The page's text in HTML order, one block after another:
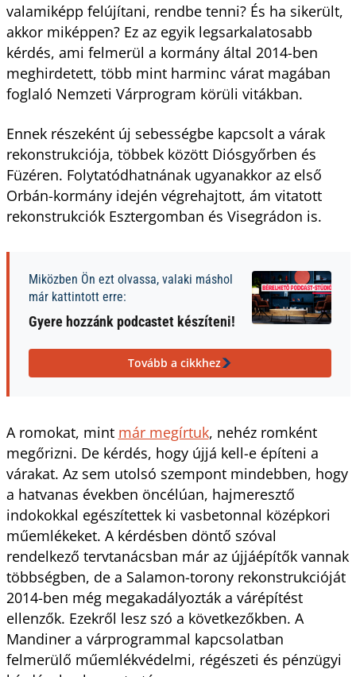
valamiképp felújítani, rendbe tenni? És ha sikerült,
akkor miképpen? Ez az egyik legsarkalatosabb
kérdés, ami felmerül a kormány által 2014-ben
meghirdetett, több mint harminc várat magában
foglaló Nemzeti Várprogram körüli vitákban.
Ennek részeként új sebességbe kapcsolt a várak
rekonstrukciója, többek között Diósgyőrben és
Füzéren. Folytatódhatnának ugyanakkor az első
Orbán-kormány idején végrehajtott, ám vitatott
rekonstrukciók Esztergomban és Visegrádon is.
Miközben Ön ezt olvassa, valaki máshol
már kattintott erre:
Gyere hozzánk podcastet készíteni!
Tovább a cikkhez
A romokat, mint már megírtuk, nehéz romként
megőrizni. De kérdés, hogy újjá kell-e építeni a
várakat. Az sem utolsó szempont mindebben, hogy
a hatvanas években öncélúan, hajmeresztő
indokokkal egészítettek ki vasbetonnal középkori
műemlékeket. A kérdésben döntő szóval
rendelkező tervtanácsban már az újjáépítők vannak
többségben, de a Salamon-torony rekonstrukcióját
2014-ben még megakadályozták a várépítést
ellenzők. Ezekről lesz szó a következőkben. A
Mandiner a várprogrammal kapcsolatban
felmerülő műemlékvédelmi, régészeti és pénzügyi